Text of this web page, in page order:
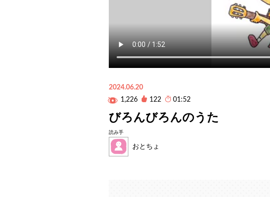
2024.06.20
1,226
122 01:52
びろんびろんのうた
読み手
おとちょ